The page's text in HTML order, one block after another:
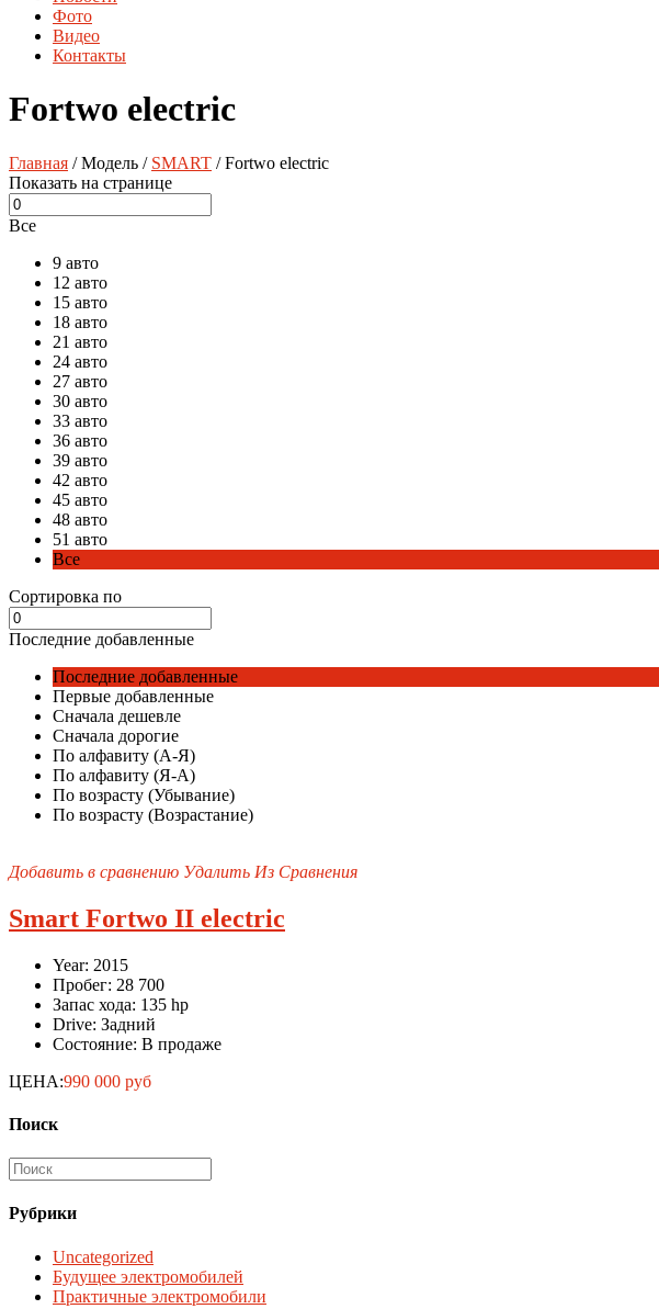
Фото
Видео
Контакты
Fortwo electric
Главная / Модель / SMART / Fortwo electric
Показать на странице
Все
9 авто
12 авто
15 авто
18 авто
21 авто
24 авто
27 авто
30 авто
33 авто
36 авто
39 авто
42 авто
45 авто
48 авто
51 авто
Все
Сортировка по
Последние добавленные
Последние добавленные
Первые добавленные
Сначала дешевле
Сначала дорогие
По алфавиту (А-Я)
По алфавиту (Я-А)
По возрасту (Убывание)
По возрасту (Возрастание)
Добавить в сравнению Удалить Из Сравнения
Smart Fortwo II electric
Year: 2015
Пробег: 28 700
Запас хода: 135 hp
Drive: Задний
Состояние: В продаже
ЦЕНА:990 000 руб
Поиск
Рубрики
Uncategorized
Будущее электромобилей
Практичные электромобили